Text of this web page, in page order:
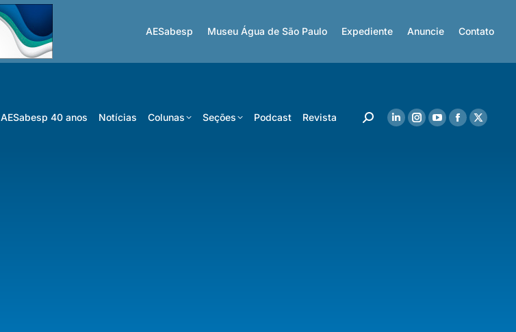
AESabesp Museu Água de São Paulo Expediente Anuncie Contato
AESabesp 40 anos Notícias Colunas Seções Podcast Revista